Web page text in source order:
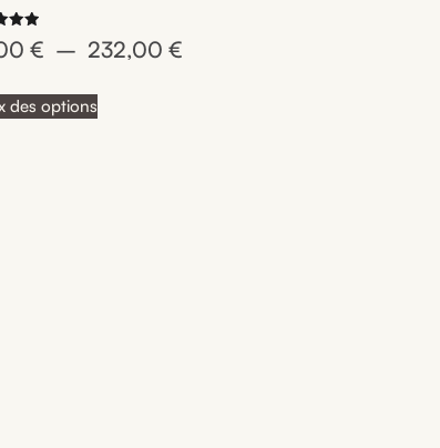
€ – 232,00 €
des options